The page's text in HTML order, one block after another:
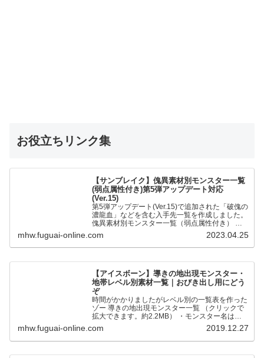
お役立ちリンク集
【サンブレイク】傀異素材別モンスター一覧
(弱点属性付き)第5弾アップデート対応
(Ver.15)
第5弾アップデート(Ver.15)で追加された「破傀の
濃龍血」などを含む入手先一覧を作成しました。
傀異素材別モンスター一覧（弱点属性付き） 全
モンスターの傀異化した〇〇素材と弱点属性をま
とめました。…
mhw.fuguai-online.com 2023.04.25
【アイスボーン】導きの地出現モンスター・
地帯レベル別素材一覧｜おびき出し用にどう
ぞ
時間がかかりましたがレベル別の一覧表を作った
ゾー 導きの地出現モンスター一覧 （クリックで
拡大できます。約2.2MB） ・モンスター名は五
十音順です ・●が通常個体、★が歴戦個体です。
・地帯レベルの…
mhw.fuguai-online.com 2019.12.27